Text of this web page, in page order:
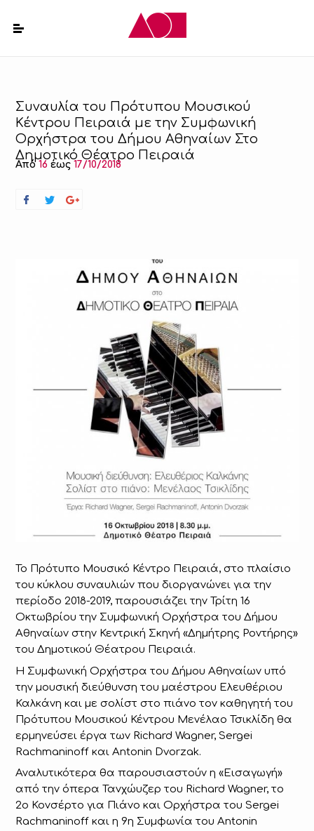
Συναυλία του Πρότυπου Μουσικού
Κέντρου Πειραιά με την Συμφωνική
Ορχήστρα του Δήμου Αθηναίων Στο
Δημοτικό Θέατρο Πειραιά
Από16 έως17/10/2018
Το Πρότυπο Μουσικό Κέντρο Πειραιά, στο πλαίσιο
του κύκλου συναυλιών που διοργανώνει για την
περίοδο 2018-2019, παρουσιάζει την Τρίτη 16
Οκτωβρίου την Συμφωνική Ορχήστρα του Δήμου
Αθηναίων στην Κεντρική Σκηνή «Δημήτρης Ροντήρης»
του Δημοτικού Θέατρου Πειραιά.
Η Συμφωνική Ορχήστρα του Δήμου Αθηναίων υπό
την μουσική διεύθυνση του μαέστρου Ελευθέριου
Καλκάνη και με σολίστ στο πιάνο τον καθηγητή του
Πρότυπου Μουσικού Κέντρου Μενέλαο Τσικλίδη θα
ερμηνεύσει έργα των Richard Wagner, Sergei
Rachmaninoff και Antonin Dvorzak.
Αναλυτικότερα θα παρουσιαστούν η «Εισαγωγή»
από την όπερα Τανχώυζερ του Richard Wagner, το
2ο Κονσέρτο για Πιάνο και Ορχήστρα του Sergei
Rachmaninoff και η 9η Συμφωνία του Antonin